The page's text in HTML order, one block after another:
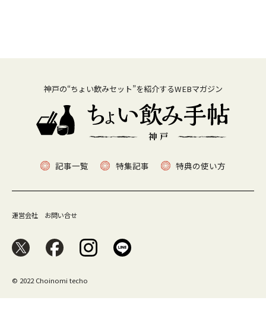
神戸の“ちょい飲みセット”を紹介するWEBマガジン
記事一覧 特集記事 特典の使い方
運営会社 お問い合せ
© 2022 Choinomi techo